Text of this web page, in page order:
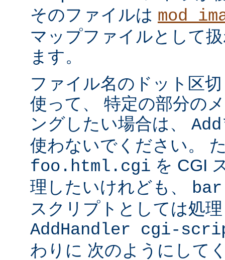
そのファイルは
マップファイルとして
ます。
ファイル名のドット区
使って、 特定の部分の
ングしたい場合は、
使わないでください。
foo.html.cgi を CGI
理したいけれども、
スクリプトとしては処
AddHandler cgi-
わりに 次のようにして